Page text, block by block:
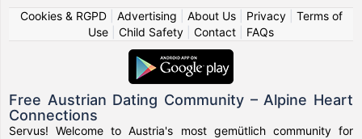
Cookies & RGPD| Advertising About Us| Privacy| Terms of
Use
Child Safety Contact FAQs
Free Austrian Dating Community – Alpine Heart
Connections
Servus! Welcome to Austria's most gemütlich community for